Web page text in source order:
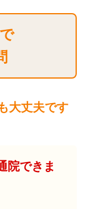
大丈夫です
院できま